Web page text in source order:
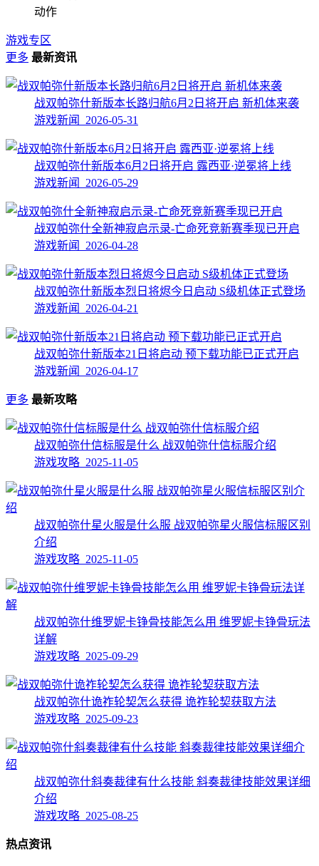
动作
游戏专区
更多 最新资讯
战双帕弥什新版本长路归航6月2日将开启 新机体来袭
游戏新闻 2026-05-31
战双帕弥什新版本6月2日将开启 露西亚·逆冕将上线
游戏新闻 2026-05-29
战双帕弥什全新神寂启示录-亡命死竞新赛季现已开启
游戏新闻 2026-04-28
战双帕弥什新版本烈日将烬今日启动 S级机体正式登场
游戏新闻 2026-04-21
战双帕弥什新版本21日将启动 预下载功能已正式开启
游戏新闻 2026-04-17
更多 最新攻略
战双帕弥什信标服是什么 战双帕弥什信标服介绍
游戏攻略 2025-11-05
战双帕弥什星火服是什么服 战双帕弥星火服信标服区别
介绍
游戏攻略 2025-11-05
战双帕弥什维罗妮卡铮骨技能怎么用 维罗妮卡铮骨玩法
详解
游戏攻略 2025-09-29
战双帕弥什诡祚轮契怎么获得 诡祚轮契获取方法
游戏攻略 2025-09-23
战双帕弥什斜奏裁律有什么技能 斜奏裁律技能效果详细
介绍
游戏攻略 2025-08-25
热点资讯